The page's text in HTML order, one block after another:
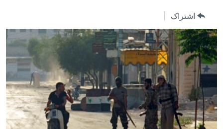
جهش
به
جستجوویژه برنامه‌ها
ویدیوها
فرهنگ و زندگی
حقوق شهروندی
اقتصادی
۲۵۰سالگی آمریکا
بایگانی برنامه‌های تلویزیونی
انتخابات ریاست جمهوری آمریکا ۲۰۲۴
حمله جمهوری اسلامی به اسرائیل
فرکانس‌های صدای آمریکا
پخش رادیویی
یادگیری زبان انگلیسی
دنبال کنید
اشتراک